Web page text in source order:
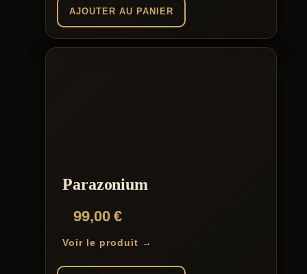
AJOUTER AU PANIER
Parazonium
99,00€
Voir le produit →